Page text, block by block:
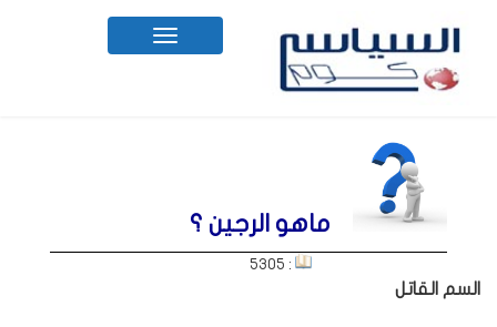
Toggle
navigation
ماهو الرجين ؟
: 5305
السم القاتل